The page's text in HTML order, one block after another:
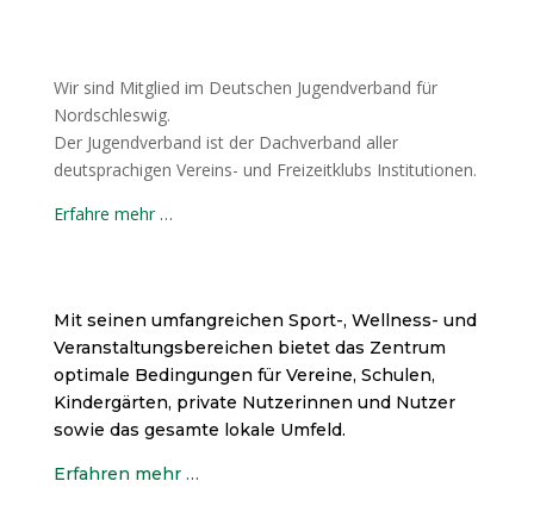
Wir sind Mitglied im Deutschen Jugendverband für
Nordschleswig.
Der Jugendverband ist der Dachverband aller
deutsprachigen Vereins- und Freizeitklubs Institutionen.
Erfahre mehr …
Mit seinen umfangreichen Sport-, Wellness- und
Veranstaltungsbereichen bietet das Zentrum
optimale Bedingungen für Vereine, Schulen,
Kindergärten, private Nutzerinnen und Nutzer
sowie das gesamte lokale Umfeld.
Erfahren mehr …